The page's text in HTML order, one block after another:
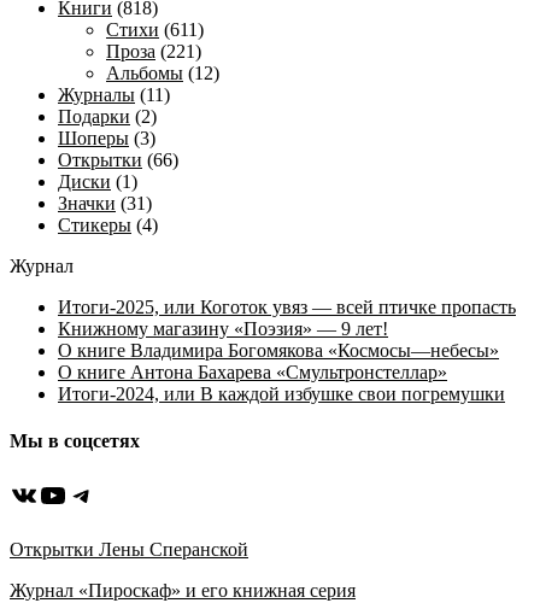
Книги (818)
Стихи (611)
Проза (221)
Альбомы (12)
Журналы (11)
Подарки (2)
Шоперы (3)
Открытки (66)
Диски (1)
Значки (31)
Стикеры (4)
Журнал
Итоги-2025, или Коготок увяз — всей птичке пропасть
Книжному магазину «Поэзия» — 9 лет!
О книге Владимира Богомякова «Космосы—небесы»
О книге Антона Бахарева «Смультронстеллар»
Итоги-2024, или В каждой избушке свои погремушки
Мы в соцсетях
ВКонтакте
YouTube
Telegram
Открытки Лены Сперанской
Журнал «Пироскаф» и его книжная серия